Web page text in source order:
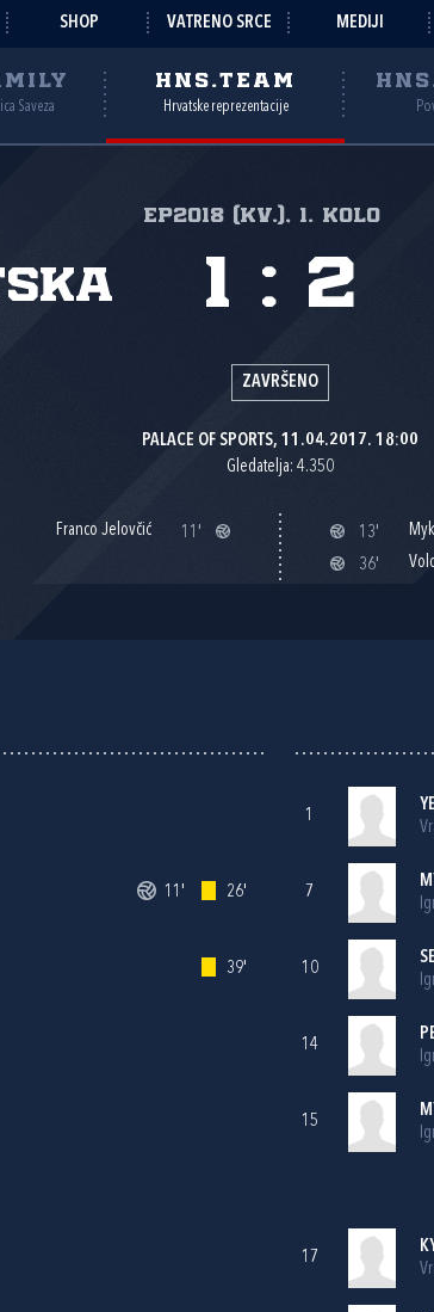
SHOP VATRENO SRCE MEDIJI
Saveza
HNS.TEAM
Hrvatske reprezentacije
EP2018 (kv.), 1. kolo
1 : 2
ZAVRŠENO
PALACE OF SPORTS, 11.04.2017. 18:00
Gledatelja: 4.350
Franco Jelovčić 11' 13'
36'
11' 26'
39'
1
7
10
14
15
17